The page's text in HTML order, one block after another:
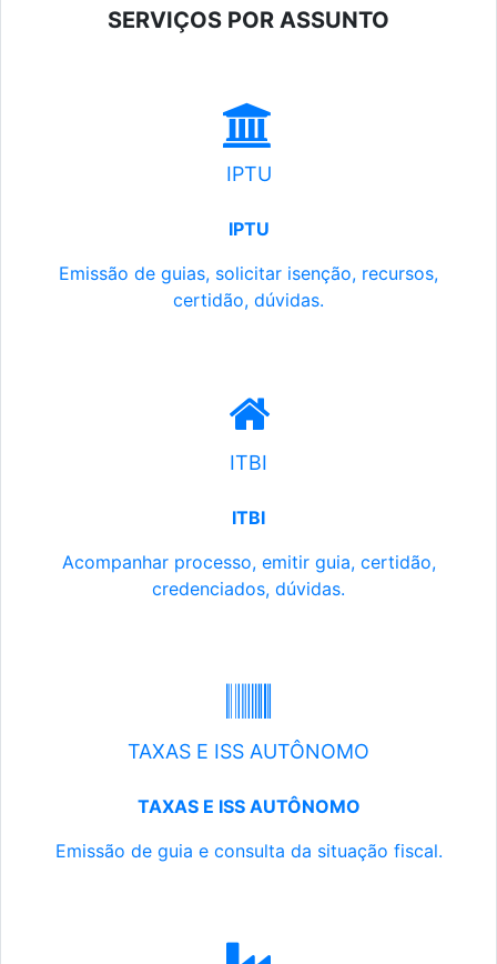
SERVIÇOS POR ASSUNTO
IPTU
IPTU
Emissão de guias, solicitar isenção, recursos,
certidão, dúvidas.
ITBI
ITBI
Acompanhar processo, emitir guia, certidão,
credenciados, dúvidas.
TAXAS E ISS AUTÔNOMO
TAXAS E ISS AUTÔNOMO
Emissão de guia e consulta da situação fiscal.